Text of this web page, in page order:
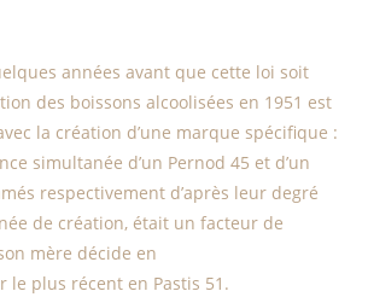
années avant que cette loi soit
des boissons alcoolisées en 1951 est
la création d’une marque spécifique :
simultanée d’un Pernod 45 et d’un
respectivement d’après leur degré
de création, était un facteur de
mère décide en
le plus récent en Pastis 51.